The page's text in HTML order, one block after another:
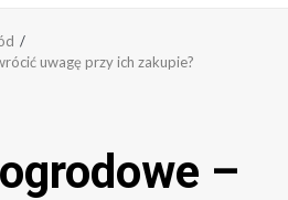
uwagę przy ich zakupie?
–